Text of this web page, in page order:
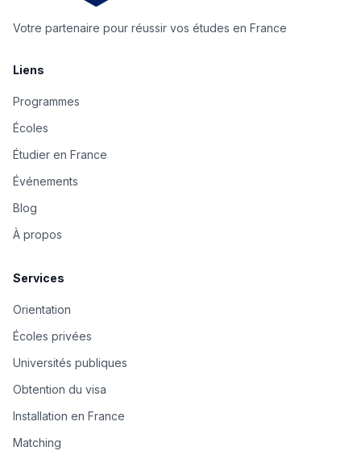
Votre partenaire pour réussir vos études en France
Liens
Programmes
Écoles
Étudier en France
Événements
Blog
À propos
Services
Orientation
Écoles privées
Universités publiques
Obtention du visa
Installation en France
Matching